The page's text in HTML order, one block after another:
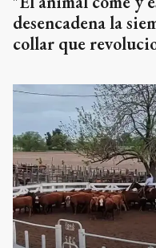
desencadena la
collar que